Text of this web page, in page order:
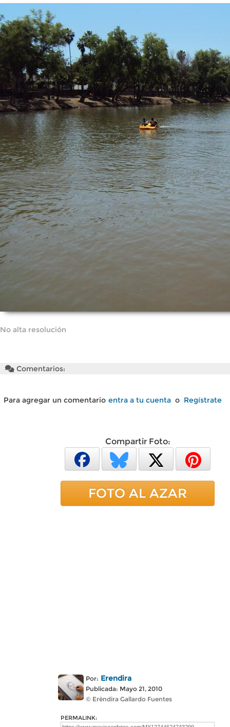
No alta resolución
Comentarios:
Para agregar un comentario entra a tu cuenta o Regístrate
Compartir Foto:
FOTO AL AZAR
Por: Erendira
Publicada: Mayo 21, 2010
© Erèndira Gallardo Fuentes
PERMALINK: